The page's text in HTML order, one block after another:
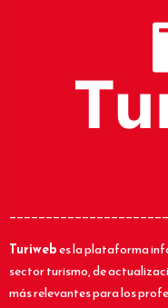
Turiwebes la plataforma
sector turismo, de
más relevantes para los